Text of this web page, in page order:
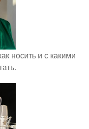
носить и с какими